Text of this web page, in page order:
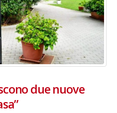
due nuove
13 dicembre 2024 – In
carnet per le Prove Aperte
della Filarmonica della
Dicembre 14, 2024
5 ottobre 2026 – “Jannacci…
dintorni” per festeggiare i